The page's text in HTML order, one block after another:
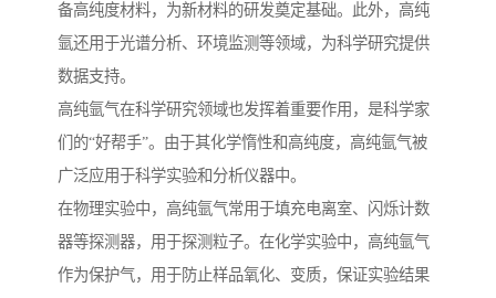
备高纯度材料，为新材料的研发奠定基础。此外，高纯
氩还用于光谱分析、环境监测等领域，为科学研究提供
数据支持。
高纯氩气在科学研究领域也发挥着重要作用，是科学家
们的“好帮手”。由于其化学惰性和高纯度，高纯氩气被
广泛应用于科学实验和分析仪器中。
在物理实验中，高纯氩气常用于填充电离室、闪烁计数
器等探测器，用于探测粒子。在化学实验中，高纯氩气
作为保护气，用于防止样品氧化、变质，保证实验结果